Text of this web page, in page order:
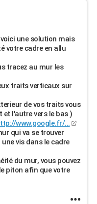
une solution mais
votre cadre en allu
tracez au mur les
traits verticaux sur
de vos traits vous
et l'autre vers le bas )
www.google.fr/...
qui va se trouver
vis dans le cadre
du mur, vous pouvez
piton afin que votre